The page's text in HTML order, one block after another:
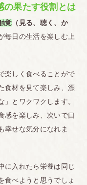
の果たす役割とは
覚 （見る、聴く、か
毎日の生活を楽しむ上
楽しく食べることがで
食材を見て楽しみ、漂
とワクワクします。
感を楽しみ、次いで口
幸せな気分になれま
に入れたら栄養は同じ
食べようと思うでしょ